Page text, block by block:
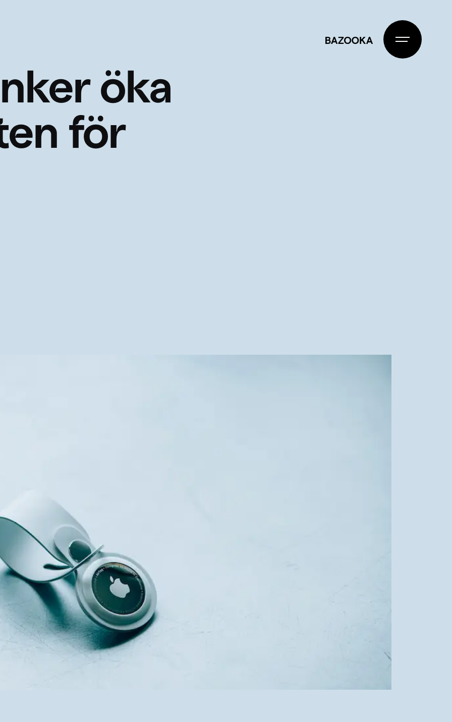
BAZOOKA
öka
för